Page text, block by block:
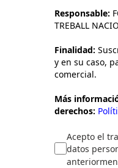
Responsable:
TREBALL
Finalidad:
y en su caso,
comercial.
Más
derechos:
Acepto el
datos